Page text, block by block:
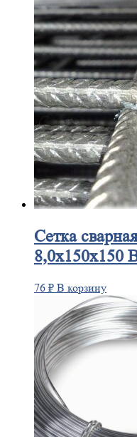
Сетка
8,0х150х150
76 ₽ В корзину